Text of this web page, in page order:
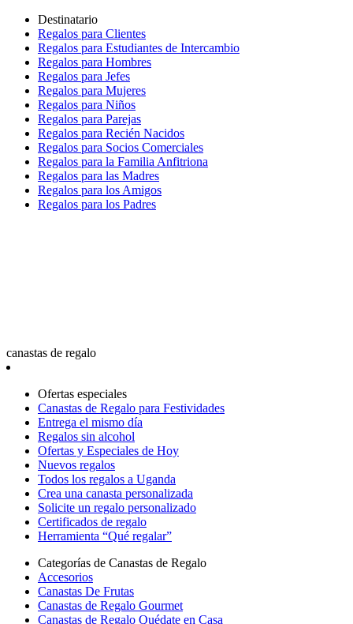
Destinatario
Regalos para Clientes
Regalos para Estudiantes de Intercambio
Regalos para Hombres
Regalos para Jefes
Regalos para Mujeres
Regalos para Niños
Regalos para Parejas
Regalos para Recién Nacidos
Regalos para Socios Comerciales
Regalos para la Familia Anfitriona
Regalos para las Madres
Regalos para los Amigos
Regalos para los Padres
canastas de regalo
Ofertas especiales
Canastas de Regalo para Festividades
Entrega el mismo día
Regalos sin alcohol
Ofertas y Especiales de Hoy
Nuevos regalos
Todos los regalos a Uganda
Crea una canasta personalizada
Solicite un regalo personalizado
Certificados de regalo
Herramienta “Qué regalar”
Categorías de Canastas de Regalo
Accesorios
Canastas De Frutas
Canastas de Regalo Gourmet
Canastas de Regalo Quédate en Casa